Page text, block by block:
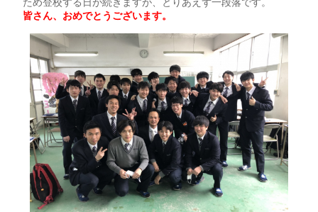
皆さん、おめでとうございます。